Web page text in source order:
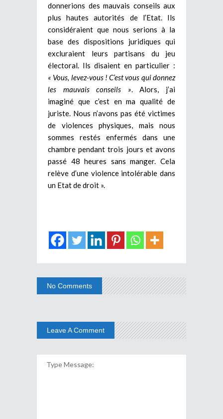
donnerions des mauvais conseils aux
plus hautes autorités de l’Etat. Ils
considéraient que nous serions à la
base des dispositions juridiques qui
excluraient leurs partisans du jeu
électoral. Ils disaient en particulier :
« Vous, levez-vous ! C’est vous qui donnez
les mauvais conseils » . Alors, j’ai
imaginé que c’est en ma qualité de
juriste. Nous n’avons pas été victimes
de violences physiques, mais nous
sommes restés enfermés dans une
chambre pendant trois jours et avons
passé 48 heures sans manger. Cela
relève d’une violence intolérable dans
un Etat de droit ».
No Comments
Leave A Comment